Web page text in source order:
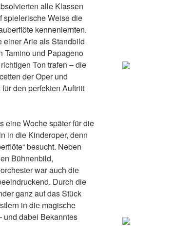
alle Klassen
spielerische Weise die
kennenlernten.
einer Arie als Standbild
Tamino und Papageno
Ton trafen – die
der Oper und
den perfekten Auftritt
eine Woche später für die
in die Kinderoper, denn
besucht. Neben
Bühnenbild,
war auch die
Durch die
ganz auf das Stück
in die magische
und dabei Bekanntes